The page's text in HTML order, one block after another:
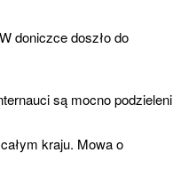
doniczce doszło do
są mocno podzieleni
kraju. Mowa o